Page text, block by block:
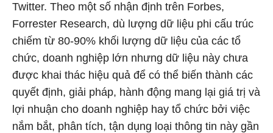
Twitter. Theo một số nhận định trên Forbes,
Forrester Research, dù lượng dữ liệu phi cấu trúc
chiếm từ 80-90% khối lượng dữ liệu của các tổ
chức, doanh nghiệp lớn nhưng dữ liệu này chưa
được khai thác hiệu quả để có thể biến thành các
quyết định, giải pháp, hành động mang lại giá trị và
lợi nhuận cho doanh nghiệp hay tổ chức bởi việc
nắm bắt, phân tích, tận dụng loại thông tin này gần